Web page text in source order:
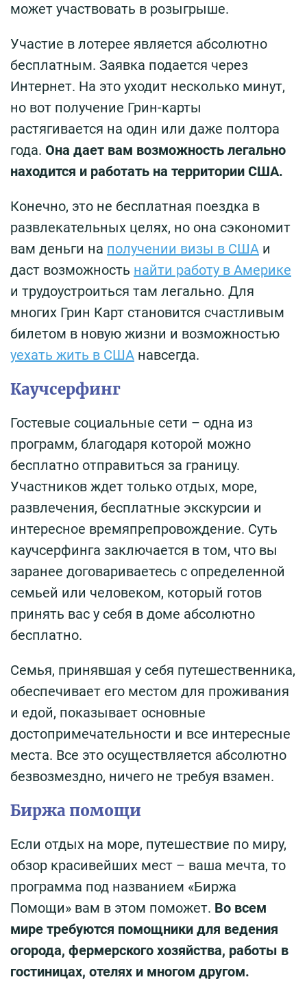
может участвовать в розыгрыше.
Участие в лотерее является абсолютно
бесплатным. Заявка подается через
Интернет. На это уходит несколько минут,
но вот получение Грин-карты
растягивается на один или даже полтора
года. Она дает вам возможность легально
находится и работать на территории США.
Конечно, это не бесплатная поездка в
развлекательных целях, но она сэкономит
вам деньги на получении визы в США и
даст возможность найти работу в Америке
и трудоустроиться там легально. Для
многих Грин Карт становится счастливым
билетом в новую жизни и возможностью
уехать жить в США навсегда.
Каучсерфинг
Гостевые социальные сети – одна из
программ, благодаря которой можно
бесплатно отправиться за границу.
Участников ждет только отдых, море,
развлечения, бесплатные экскурсии и
интересное времяпрепровождение. Суть
каучсерфинга заключается в том, что вы
заранее договариваетесь с определенной
семьей или человеком, который готов
принять вас у себя в доме абсолютно
бесплатно.
Семья, принявшая у себя путешественника,
обеспечивает его местом для проживания
и едой, показывает основные
достопримечательности и все интересные
места. Все это осуществляется абсолютно
безвозмездно, ничего не требуя взамен.
Биржа помощи
Если отдых на море, путешествие по миру,
обзор красивейших мест – ваша мечта, то
программа под названием «Биржа
Помощи» вам в этом поможет. Во всем
мире требуются помощники для ведения
огорода, фермерского хозяйства, работы в
гостиницах, отелях и многом другом.